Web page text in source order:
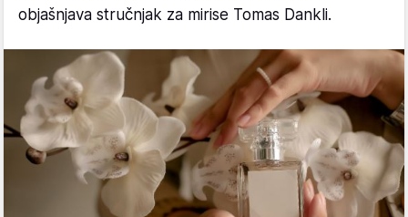
objašnjava stručnjak za mirise Tomas Dankli.